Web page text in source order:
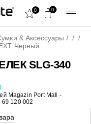
0 0
& Аксессуары / / /
Черный
SLG-340
)
Magazin Port Mall -
69 120 002